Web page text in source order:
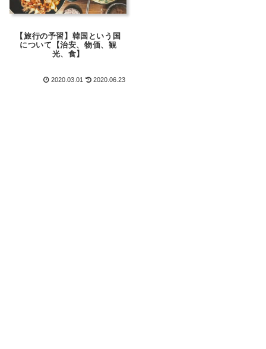
【旅行の予習】韓国という国
について【治安、物価、観
光、食】
2020.03.01 2020.06.23